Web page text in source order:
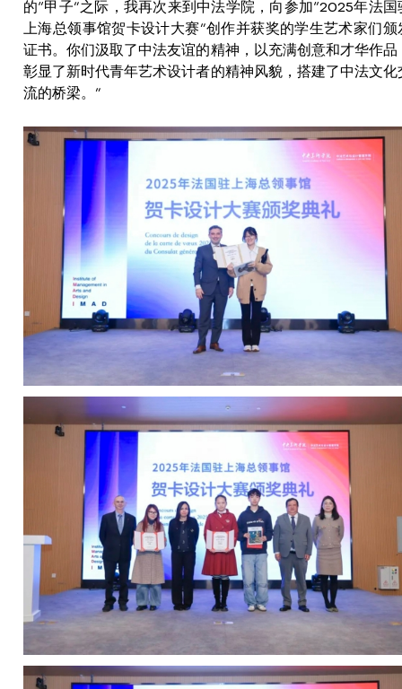
的“甲子”之际，我再次来到中法学院，向参加“2025年法国
上海总领事馆贺卡设计大赛”创作并获奖的学生艺术家们颁
证书。你们汲取了中法友谊的精神，以充满创意和才华作品
彰显了新时代青年艺术设计者的精神风貌，搭建了中法文化
流的桥梁。”